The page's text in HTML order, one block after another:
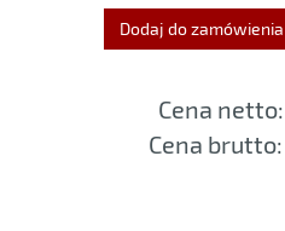
Dodaj do zamówienia
Cena netto:
Cena brutto: